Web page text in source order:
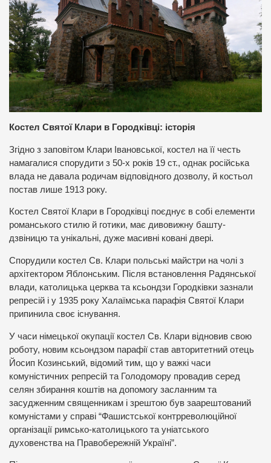
Костел Святої Клари в Городківці: історія
Згідно з заповітом Клари Івановської, костел на її честь
намагалися спорудити з 50-х років 19 ст., однак російська
влада не давала родичам відповідного дозволу, й костьол
постав лише 1913 року.
Костел Святої Клари в Городківці поєднує в собі елементи
романського стилю й готики, має дивовижну башту-
дзвіницю та унікальні, дуже масивні ковані двері.
Спорудили костел Св. Клари польські майстри на чолі з
архітектором Яблонським. Після встановлення Радянської
влади, католицька церква та ксьондзи Городківки зазнали
репресій і у 1935 року Халаїмська парафія Святої Клари
припинила своє існування.
У часи німецької окупації костел Св. Клари відновив свою
роботу, новим ксьондзом парафії став авторитетний отець
Йосип Козинський, відомий тим, що у важкі часи
комуністичних репресій та Голодомору провадив серед
селян збирання коштів на допомогу засланним та
засудженним священникам і зрештою був заарештований
комуністами у справі “Фашистської контрреволюційної
організації римсько-католицького та уніатського
духовенства на Правобережній Україні”.